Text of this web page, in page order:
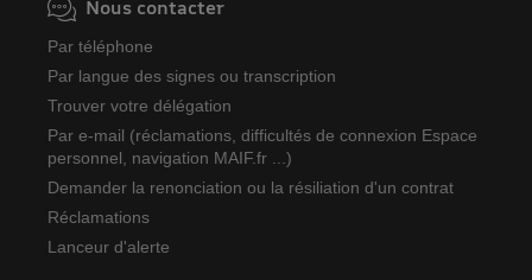
Nous contacter
Par téléphone
Par langue des signes ou transcription
Trouver votre délégation
Par e-mail (réclamations, difficultés de connexion Espace
personnel, navigation MAIF.fr ...)
Demander la renonciation ou la résiliation d'un contrat
Réclamations
Lanceur d'alerte